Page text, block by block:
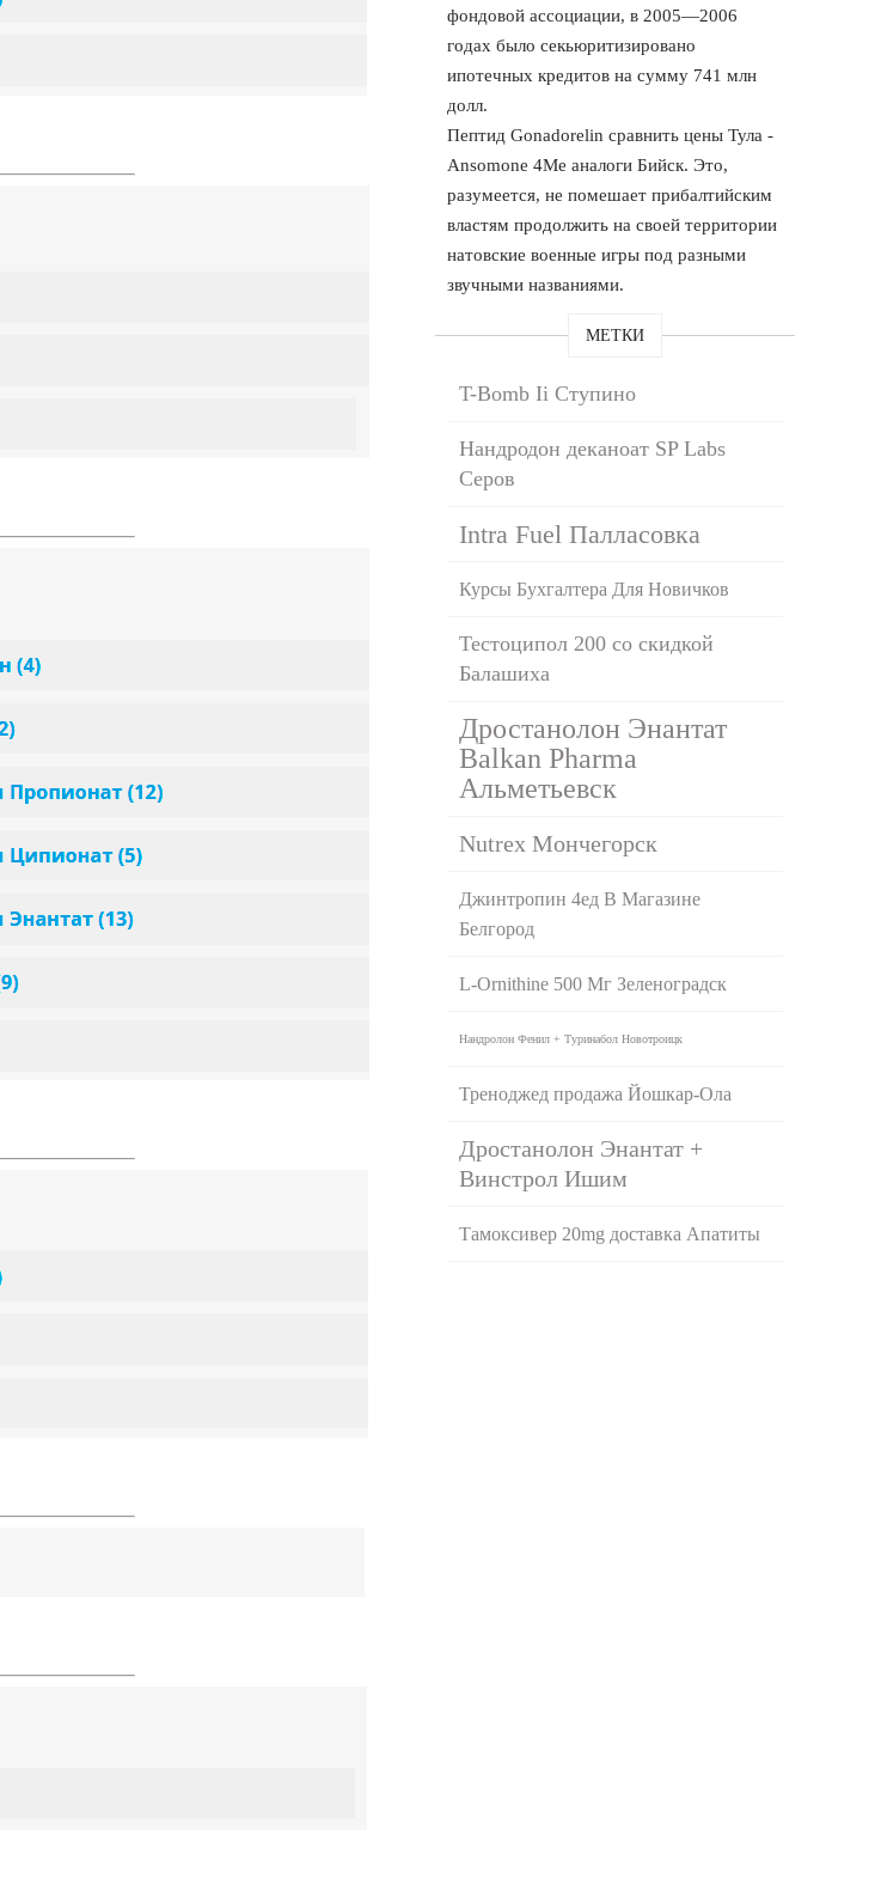
фондовой ассоциации, в 2005—2006
годах было секьюритизировано
ипотечных кредитов на сумму 741 млн
долл.
Пептид Gonadorelin сравнить цены Тула -
Ansomone 4Me аналоги Бийск. Это,
разумеется, не помешает прибалтийским
властям продолжить на своей территории
натовские военные игры под разными
звучными названиями.
МЕТКИ
T-Bomb Ii Ступино
Нандродон деканоат SP Labs
Серов
Intra Fuel Палласовка
Курсы Бухгалтера Для Новичков
Тестоципол 200 со скидкой
Балашиха
Дростанолон Энантат
Balkan Pharma
Альметьевск
Nutrex Мончегорск
Джинтропин 4ед В Магазине
Белгород
L-Ornithine 500 Мг Зеленоградск
Нандролон Фенил + Туринабол Новотроицк
Треноджед продажа Йошкар-Ола
Дростанолон Энантат +
Винстрол Ишим
Тамоксивер 20mg доставка Апатиты